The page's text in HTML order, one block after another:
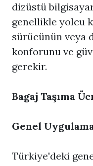
dizüstü
genellikle yolcu
sürücünün veya
konforunu ve
gerekir.
Bagaj Taşıma
Genel
Türkiye'deki